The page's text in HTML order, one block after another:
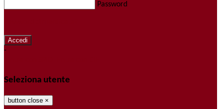
Password
-
Seleziona utente
button close ×